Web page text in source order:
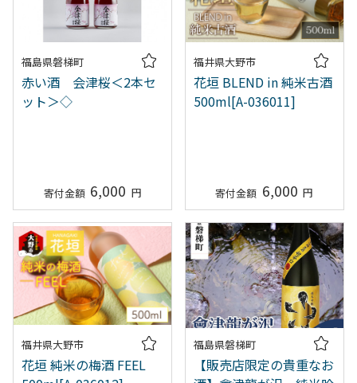
福島県磐梯町
赤い酒 会津桜＜2本セ
ット＞◇
6,000
福井県大野市
花垣 BLEND in 純米古酒
500ml[A-036011]
6,000
福井県大野市
花垣 純米の梅酒 FEEL
福島県磐梯町
【販売店限定の貴重なお